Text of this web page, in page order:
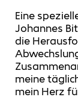
Eine
Johannes
die
meine
mein Herz